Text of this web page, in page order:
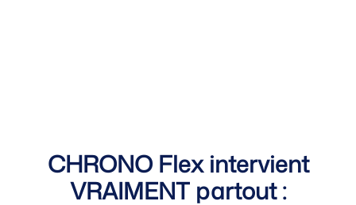
CHRONO Flex intervient
VRAIMENT partout :